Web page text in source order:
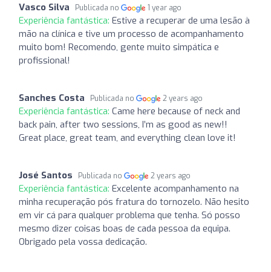
Vasco Silva Publicada no 1 year ago
Experiência fantástica: Estive a recuperar de uma lesão à
mão na clínica e tive um processo de acompanhamento
muito bom! Recomendo, gente muito simpática e
profissional!
Sanches Costa Publicada no 2 years ago
Experiência fantástica: Came here because of neck and
back pain, after two sessions, I’m as good as new!!
Great place, great team, and everything clean love it!
José Santos Publicada no 2 years ago
Experiência fantástica: Excelente acompanhamento na
minha recuperação pós fratura do tornozelo. Não hesito
em vir cá para qualquer problema que tenha. Só posso
mesmo dizer coisas boas de cada pessoa da equipa.
Obrigado pela vossa dedicação.